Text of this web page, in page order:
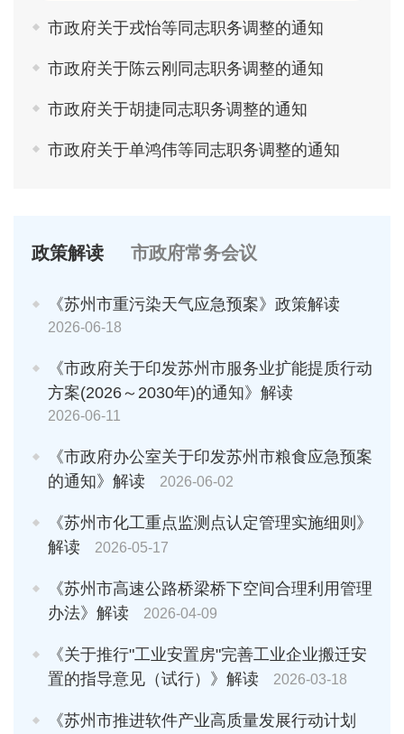
市政府关于戎怡等同志职务调整的通知
市政府关于陈云刚同志职务调整的通知
市政府关于胡捷同志职务调整的通知
市政府关于单鸿伟等同志职务调整的通知
政策解读 市政府常务会议
《苏州市重污染天气应急预案》政策解读
2026-06-18
《市政府关于印发苏州市服务业扩能提质行动
方案(2026～2030年)的通知》解读
2026-06-11
《市政府办公室关于印发苏州市粮食应急预案
的通知》解读
2026-06-02
《苏州市化工重点监测点认定管理实施细则》
解读
2026-05-17
《苏州市高速公路桥梁桥下空间合理利用管理
办法》解读
2026-04-09
《关于推行"工业安置房"完善工业企业搬迁安
置的指导意见（试行）》解读
2026-03-18
《苏州市推进软件产业高质量发展行动计划